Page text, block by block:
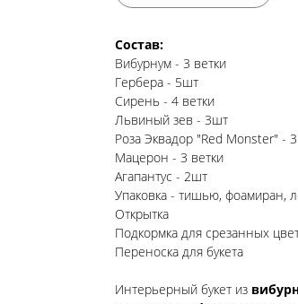
Состав:
Вибурнум - 3 ветки
Гербера - 5шт
Сирень - 4 ветки
Львиный зев - 3шт
Роза Эквадор "Red Monster" -
Мацерон - 3 ветки
Агапантус - 2шт
Упаковка - тишью, фоамиран,
Открытка
Подкормка для срезанных
Переноска для букета
Интерьерный букет из